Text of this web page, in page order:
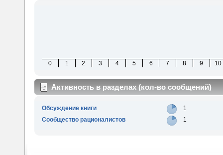
0 1 2 3 4 5 6 7 8 9 10
Активность в разделах (кол-во сообщений)
Обсуждение книги
1
Сообщество рационалистов
1